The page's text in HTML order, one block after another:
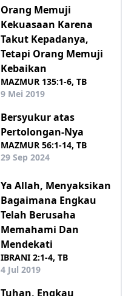
Orang Memuji
Kekuasaan Karena
Takut Kepadanya,
Tetapi Orang Memuji
Kebaikan
MAZMUR 135:1-6, TB
9 Mei 2019
Bersyukur atas
Pertolongan-Nya
MAZMUR 56:1-14, TB
29 Sep 2024
Ya Allah, Menyaksikan
Bagaimana Engkau
Telah Berusaha
Memahami Dan
Mendekati
IBRANI 2:1-4, TB
4 Jul 2019
Tuhan, Engkau